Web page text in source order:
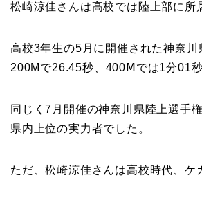
松崎涼佳さんは高校では陸上部に所
高校3年生の5月に開催された神奈川
200Mで26.45秒、400Ⅿでは1分01秒
同じく7月開催の神奈川県陸上選手
県内上位の実力者でした。
ただ、松崎涼佳さんは高校時代、ケ